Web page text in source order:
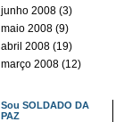
junho 2008 (3)
maio 2008 (9)
abril 2008 (19)
março 2008 (12)
Sou SOLDADO DA
PAZ